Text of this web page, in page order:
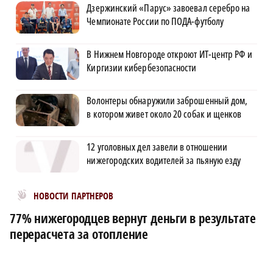
Дзержинский «Парус» завоевал серебро на
Чемпионате России по ПОДА-футболу
В Нижнем Новгороде откроют ИТ-центр РФ и
Киргизии кибербезопасности
Волонтеры обнаружили заброшенный дом,
в котором живет около 20 собак и щенков
12 уголовных дел завели в отношении
нижегородских водителей за пьяную езду
НОВОСТИ ПАРТНЕРОВ
Новости МирТесен
77% нижегородцев вернут деньги в результате
перерасчета за отопление